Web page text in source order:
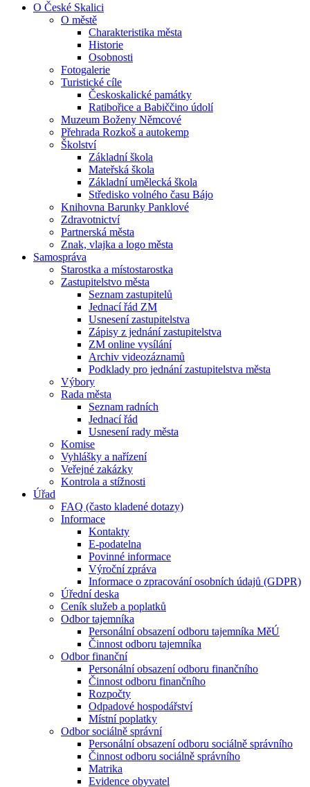
O České Skalici
O městě
Charakteristika města
Historie
Osobnosti
Fotogalerie
Turistické cíle
Českoskalické památky
Ratibořice a Babiččino údolí
Muzeum Boženy Němcové
Přehrada Rozkoš a autokemp
Školství
Základní škola
Mateřská škola
Základní umělecká škola
Středisko volného času Bájo
Knihovna Barunky Panklové
Zdravotnictví
Partnerská města
Znak, vlajka a logo města
Samospráva
Starostka a místostarostka
Zastupitelstvo města
Seznam zastupitelů
Jednací řád ZM
Usnesení zastupitelstva
Zápisy z jednání zastupitelstva
ZM online vysílání
Archiv videozáznamů
Podklady pro jednání zastupitelstva města
Výbory
Rada města
Seznam radních
Jednací řád
Usnesení rady města
Komise
Vyhlášky a nařízení
Veřejné zakázky
Kontrola a stížnosti
Úřad
FAQ (často kladené dotazy)
Informace
Kontakty
E-podatelna
Povinné informace
Výroční zpráva
Informace o zpracování osobních údajů (GDPR)
Úřední deska
Ceník služeb a poplatků
Odbor tajemníka
Personální obsazení odboru tajemníka MěÚ
Činnost odboru tajemníka
Odbor finanční
Personální obsazení odboru finančního
Činnost odboru finančního
Rozpočty
Odpadové hospodářství
Místní poplatky
Odbor sociálně správní
Personální obsazení odboru sociálně správního
Činnost odboru sociálně správního
Matrika
Evidence obyvatel